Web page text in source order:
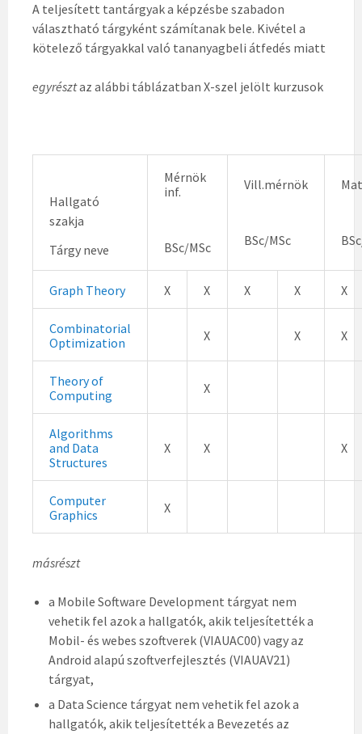
A teljesített tantárgyak a képzésbe szabadon
választható tárgyként számítanak bele. Kivétel a
kötelező tárgyakkal való tananyagbeli átfedés miatt
egyrésztaz alábbi táblázatban X-szel jelölt kurzusok
Hallgató
szakja
Tárgy neve
Mérnök
inf.
BSc/MSc
Vill.mérnök
BSc/MSc
Graph Theory X X X X X
Combinatorial
Optimization
X X X
Theory of
Computing
X
Algorithms
and Data
Structures
X X X
Computer
Graphics
X
másrészt
a Mobile Software Development tárgyat nem
vehetik fel azok a hallgatók, akik teljesítették a
Mobil- és webes szoftverek (VIAUAC00) vagy az
Android alapú szoftverfejlesztés (VIAUAV21)
tárgyat,
a Data Science tárgyat nem vehetik fel azok a
hallgatók, akik teljesítették a Bevezetés az